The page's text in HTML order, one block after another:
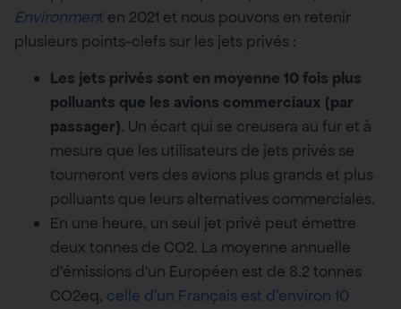
Environment en 2021 et nous pouvons en retenir
plusieurs points-clefs sur les jets privés :
Les jets privés sont en moyenne 10 fois plus
polluants que les avions commerciaux (par
passager). Un écart qui se creusera au fur et à
mesure que les utilisateurs de jets privés se
tourneront vers des avions plus grands et plus
polluants que leurs alternatives commerciales.
En une heure, un seul jet privé peut émettre
deux tonnes de CO2. La moyenne annuelle
d’émissions d’un Européen est de 8.2 tonnes
CO2eq, celle d’un Français est d’environ 10